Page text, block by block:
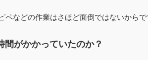
などの作業はさほど面倒ではないからで
がかかっていたのか？